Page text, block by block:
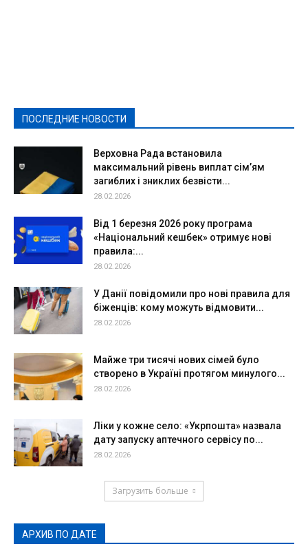
ПОСЛЕДНИЕ НОВОСТИ
Верховна Рада встановила
максимальний рівень виплат сім’ям
загиблих і зниклих безвісти...
28.02.2026
Від 1 березня 2026 року програма
«Національний кешбек» отримує нові
правила:...
28.02.2026
У Данії повідомили про нові правила для
біженців: кому можуть відмовити...
28.02.2026
Майже три тисячі нових сімей було
створено в Україні протягом минулого...
28.02.2026
Ліки у кожне село: «Укрпошта» назвала
дату запуску аптечного сервісу по...
28.02.2026
Загрузить больше
АРХИВ ПО ДАТЕ